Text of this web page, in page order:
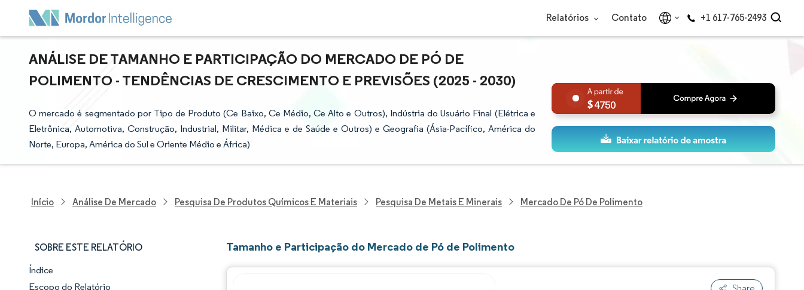
Relatórios Contato +1 617-765-2493
ANÁLISE DE TAMANHO E PARTICIPAÇÃO DO MERCADO DE PÓ DE
POLIMENTO - TENDÊNCIAS DE CRESCIMENTO E PREVISÕES (2025 - 2030)
O mercado é segmentado por Tipo de Produto (Ce Baixo, Ce Médio, Ce Alto e Outros), Indústria do Usuário Final (Elétrica e
Eletrônica, Automotiva, Construção, Industrial, Militar, Médica e de Saúde e Outros) e Geografia (Ásia-Pacífico, América do
Norte, Europa, América do Sul e Oriente Médio e África)
4750
Início Análise De Mercado Pesquisa De Produtos Químicos E Materiais Pesquisa De Metais E Minerais Mercado De Pó De Polimento
SOBRE ESTE RELATÓRIO
Panorama do Mercado
Índice
Escopo do Relatório
Tamanho e Participação do Mercado de Pó de Polimento